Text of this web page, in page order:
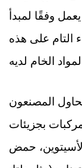
وفقًا لمبدأ
التام على هذه
المصنعون
بجزيئات
حمض